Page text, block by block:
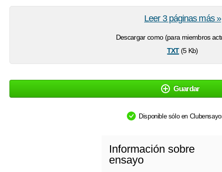
Descargar como (para miembros
txt(5 Kb)
Leer 3 páginas más »
Guardar
Disponible sólo en
Información sobre
ensayo